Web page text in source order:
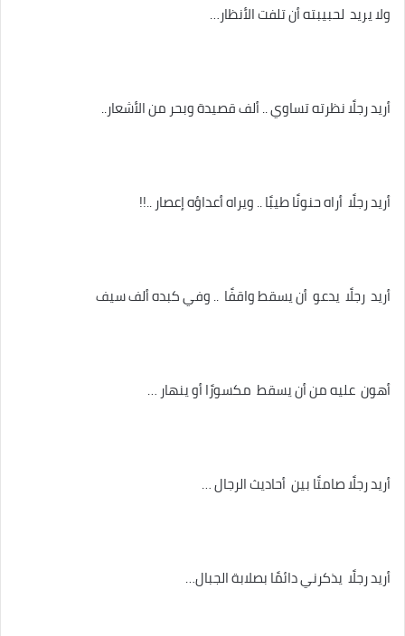
ولا يريد لحبيبته أن تلفت الأنظار…
أريد رجلًا نظرته تساوي .. ألف قصيدة وبحر من الأشعار..
أريد رجلًا أراه حنونًا طيبًا .. ويراه أعداؤه إعصار ..!!
أريد رجلًا يدعو أن يسقط واقفًا .. وفي كبده ألف سيف
أهون عليه من أن يسقط مكسورًا أو ينهار …
أريد رجلًا صامتًا بين أحاديث الرجال …
أريد رجلًا يذكرني دائمًا بصلابة الجبال…